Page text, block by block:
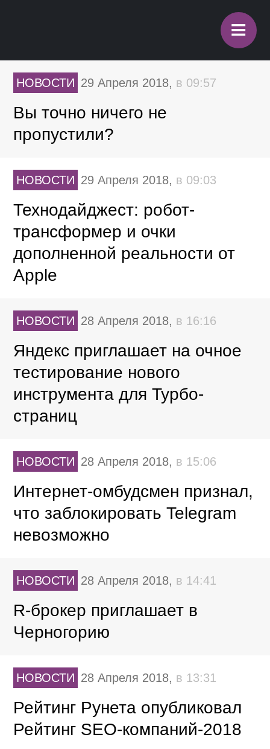
≡
НОВОСТИ 29 Апреля 2018, в 09:57
Вы точно ничего не
пропустили?
НОВОСТИ 29 Апреля 2018, в 09:03
Технодайджест: робот-
трансформер и очки
дополненной реальности от
Apple
НОВОСТИ 28 Апреля 2018, в 16:16
Яндекс приглашает на очное
тестирование нового
инструмента для Турбо-
страниц
НОВОСТИ 28 Апреля 2018, в 15:06
Интернет-омбудсмен признал,
что заблокировать Telegram
невозможно
НОВОСТИ 28 Апреля 2018, в 14:41
R-брокер приглашает в
Черногорию
НОВОСТИ 28 Апреля 2018, в 13:31
Рейтинг Рунета опубликовал
Рейтинг SEO-компаний-2018